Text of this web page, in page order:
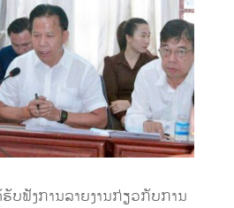
ບຟັງການລາຍງານກ່ຽວກັບການ